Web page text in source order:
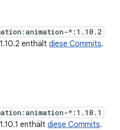
*:1.10.2
enthält diese Commits.
*:1.10.1
enthält diese Commits.